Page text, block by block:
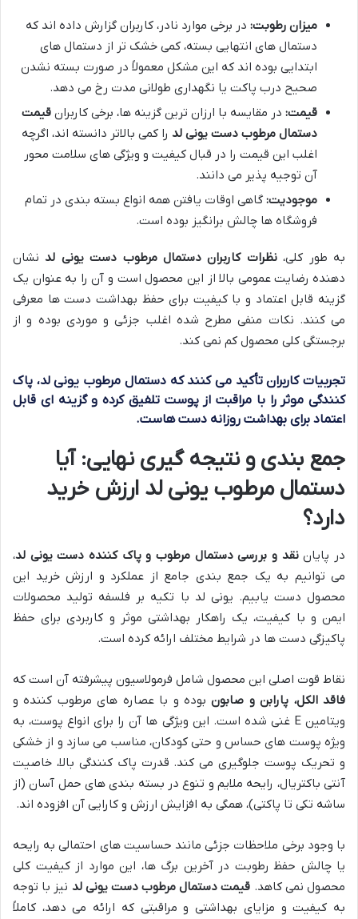
میزان رطوبت: در برخی موارد نادر، کاربران گزارش داده اند که
دستمال های انتهایی بسته، کمی خشک تر از دستمال های
ابتدایی بوده اند که این مشکل معمولاً در صورت بسته نشدن
صحیح درب پاکت یا نگهداری طولانی مدت رخ می دهد.
قیمت: در مقایسه با ارزان ترین گزینه ها، برخی کاربران قیمت
دستمال مرطوب دست یونی لد را کمی بالاتر دانسته اند، اگرچه
اغلب این قیمت را در قبال کیفیت و ویژگی های سلامت محور
آن توجیه پذیر می دانند.
موجودیت: گاهی اوقات یافتن همه انواع بسته بندی در تمام
فروشگاه ها چالش برانگیز بوده است.
به طور کلی،نظرات کاربران دستمال مرطوب دست یونی لدنشان
دهنده رضایت عمومی بالا از این محصول است و آن را به عنوان یک
گزینه قابل اعتماد و با کیفیت برای حفظ بهداشت دست ها معرفی
می کنند. نکات منفی مطرح شده اغلب جزئی و موردی بوده و از
برجستگی کلی محصول کم نمی کند.
تجربیات کاربران تأکید می کنند که دستمال مرطوب یونی لد، پاک
کنندگی موثر را با مراقبت از پوست تلفیق کرده و گزینه ای قابل
اعتماد برای بهداشت روزانه دست هاست.
جمع بندی و نتیجه گیری نهایی: آیا
دستمال مرطوب یونی لد ارزش خرید
دارد؟
در پایاننقد و بررسی دستمال مرطوب و پاک کننده دست یونی لد،
می توانیم به یک جمع بندی جامع از عملکرد و ارزش خرید این
محصول دست یابیم. یونی لد با تکیه بر فلسفه تولید محصولات
ایمن و با کیفیت، یک راهکار بهداشتی موثر و کاربردی برای حفظ
پاکیزگی دست ها در شرایط مختلف ارائه کرده است.
نقاط قوت اصلی این محصول شامل فرمولاسیون پیشرفته آن است که
فاقد الکل، پارابن و صابونبوده و با عصاره های مرطوب کننده و
ویتامین E غنی شده است. این ویژگی ها آن را برای انواع پوست، به
ویژه پوست های حساس و حتی کودکان، مناسب می سازد و از خشکی
و تحریک پوست جلوگیری می کند. قدرت پاک کنندگی بالا، خاصیت
آنتی باکتریال، رایحه ملایم و تنوع در بسته بندی های حمل آسان (از
ساشه تکی تا پاکتی)، همگی به افزایش ارزش و کارایی آن افزوده اند.
با وجود برخی ملاحظات جزئی مانند حساسیت های احتمالی به رایحه
یا چالش حفظ رطوبت در آخرین برگ ها، این موارد از کیفیت کلی
محصول نمی کاهد. قیمت دستمال مرطوب دست یونی لد نیز با توجه
به کیفیت و مزایای بهداشتی و مراقبتی که ارائه می دهد، کاملاً